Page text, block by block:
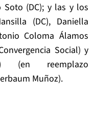
Soto (DC); y las y los
(DC), Daniella
Coloma Álamos
Social) y
(en reemplazo
Muñoz).